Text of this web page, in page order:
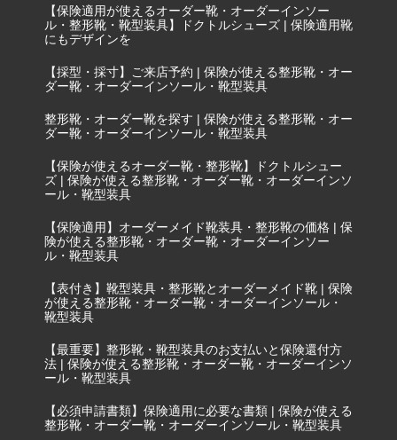
【保険適用が使えるオーダー靴・オーダーインソー
ル・整形靴・靴型装具】ドクトルシューズ | 保険適用靴
にもデザインを
【採型・採寸】ご来店予約 | 保険が使える整形靴・オー
ダー靴・オーダーインソール・靴型装具
整形靴・オーダー靴を探す | 保険が使える整形靴・オー
ダー靴・オーダーインソール・靴型装具
【保険が使えるオーダー靴・整形靴】ドクトルシュー
ズ | 保険が使える整形靴・オーダー靴・オーダーインソ
ール・靴型装具
【保険適用】オーダーメイド靴装具・整形靴の価格 | 保
険が使える整形靴・オーダー靴・オーダーインソー
ル・靴型装具
【表付き】靴型装具・整形靴とオーダーメイド靴 | 保険
が使える整形靴・オーダー靴・オーダーインソール・
靴型装具
【最重要】整形靴・靴型装具のお支払いと保険還付方
法 | 保険が使える整形靴・オーダー靴・オーダーインソ
ール・靴型装具
【必須申請書類】保険適用に必要な書類 | 保険が使える
整形靴・オーダー靴・オーダーインソール・靴型装具